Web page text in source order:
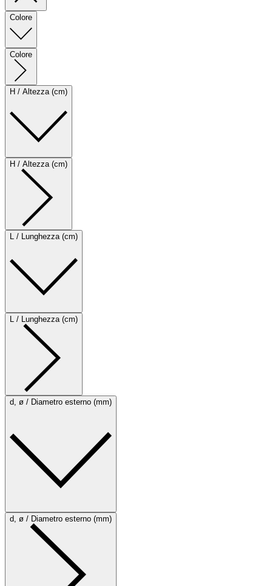
Colore
Colore
H / Altezza (cm)
H / Altezza (cm)
L / Lunghezza (cm)
L / Lunghezza (cm)
d, ø / Diametro esterno (mm)
d, ø / Diametro esterno (mm)